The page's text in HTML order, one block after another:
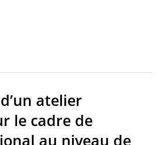
sur les nouveaux développements
atelier
le cadre de
au niveau de